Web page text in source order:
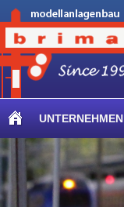
UNTERNEHMEN